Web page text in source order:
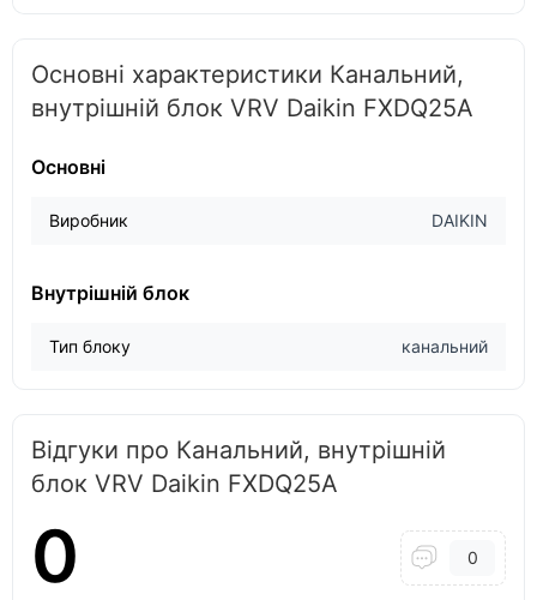
Основні характеристики Канальний,
внутрішній блок VRV Daikin FXDQ25A
Основні
Виробник DAIKIN
Внутрішній блок
Тип блоку канальний
Відгуки про Канальний, внутрішній
блок VRV Daikin FXDQ25A
0 0